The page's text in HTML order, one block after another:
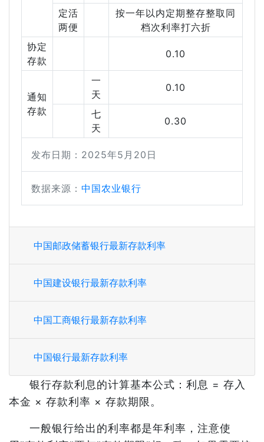
定活
两便
按一年以内定期整存整取同
档次利率打六折
协定
存款
0.10
通知
存款
一
天
0.10
七
天
0.30
发布日期：2025年5月20日
数据来源： 中国农业银行
中国邮政储蓄银行最新存款利率
中国建设银行最新存款利率
中国工商银行最新存款利率
中国银行最新存款利率
银行存款利息的计算基本公式：利息 = 存入
本金 × 存款利率 × 存款期限。
一般银行给出的利率都是年利率，注意使